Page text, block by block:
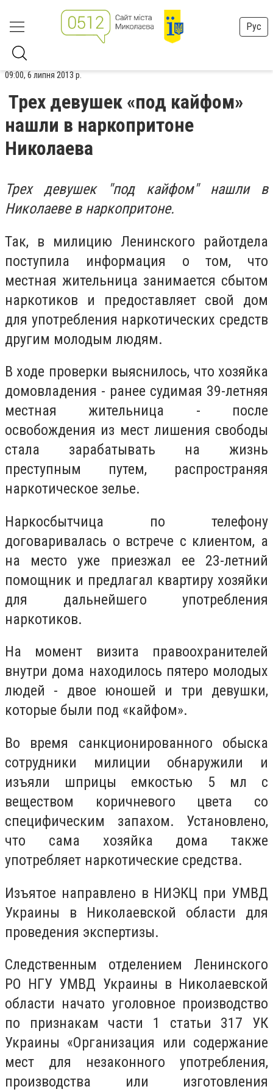
Рус
09:00, 6 липня 2013 р.
Трех девушек «под кайфом»
нашли в наркопритоне
Николаева
Трех девушек "под кайфом" нашли в
Николаеве в наркопритоне.
Так, в милицию Ленинского райотдела
поступила информация о том, что
местная жительница занимается сбытом
наркотиков и предоставляет свой дом
для употребления наркотических средств
другим молодым людям.
В ходе проверки выяснилось, что хозяйка
домовладения - ранее судимая 39-летняя
местная жительница - после
освобождения из мест лишения свободы
стала зарабатывать на жизнь
преступным путем, распространяя
наркотическое зелье.
Наркосбытчица по телефону
договаривалась о встрече с клиентом, а
на место уже приезжал ее 23-летний
помощник и предлагал квартиру хозяйки
для дальнейшего употребления
наркотиков.
На момент визита правоохранителей
внутри дома находилось пятеро молодых
людей - двое юношей и три девушки,
которые были под «кайфом».
Во время санкционированного обыска
сотрудники милиции обнаружили и
изъяли шприцы емкостью 5 мл с
веществом коричневого цвета со
специфическим запахом. Установлено,
что сама хозяйка дома также
употребляет наркотические средства.
Изъятое направлено в НИЭКЦ при УМВД
Украины в Николаевской области для
проведения экспертизы.
Следственным отделением Ленинского
РО НГУ УМВД Украины в Николаевской
области начато уголовное производство
по признакам части 1 статьи 317 УК
Украины «Организация или содержание
мест для незаконного употребления,
производства или изготовления